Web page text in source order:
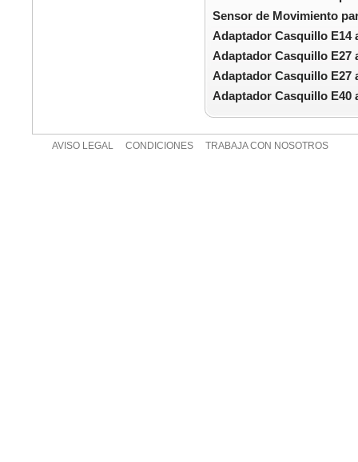
Sensor de Movimiento
Adaptador Casquillo E14
Adaptador Casquillo E27
Adaptador Casquillo E27
Adaptador Casquillo E40
AVISO LEGAL CONDICIONES TRABAJA CON NOSOTROS